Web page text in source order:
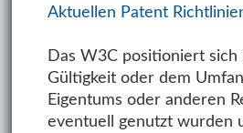
Aktuellen Patent
Das W3C positioniert sich
Gültigkeit oder dem
Eigentums oder anderen
eventuell genutzt wurden